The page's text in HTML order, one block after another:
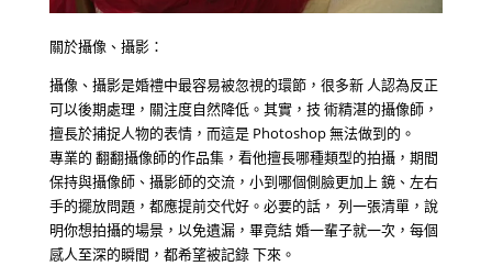
關於攝像、攝影：
攝像、攝影是婚禮中最容易被忽視的環節，很多新 人認為反正
可以後期處理，關注度自然降低。其實，技 術精湛的攝像師，
擅長於捕捉人物的表情，而這是 Photoshop 無法做到的。
專業的 翻翻攝像師的作品集，看他擅長哪種類型的拍攝，期間
保持與攝像師、攝影師的交流，小到哪個側臉更加上 鏡、左右
手的擺放問題，都應提前交代好。必要的話， 列一張清單，說
明你想拍攝的場景，以免遺漏，畢竟結 婚一輩子就一次，每個
感人至深的瞬間，都希望被記錄 下來。